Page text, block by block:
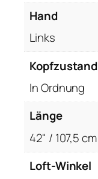
Hand
Links
Kopfzustand
In Ordnung
Länge
42" / 107,5 cm
Loft-Winkel